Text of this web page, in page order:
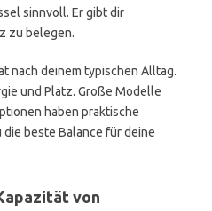
sinnvoll. Er gibt dir
zu belegen.
nach deinem typischen Alltag.
und Platz. Große Modelle
haben praktische
beste Balance für deine
von